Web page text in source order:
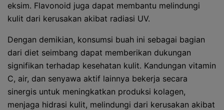
eksim. Flavonoid juga dapat membantu melindungi
kulit dari kerusakan akibat radiasi UV.
Dengan demikian, konsumsi buah ini sebagai bagian
dari diet seimbang dapat memberikan dukungan
signifikan terhadap kesehatan kulit. Kandungan vitamin
C, air, dan senyawa aktif lainnya bekerja secara
sinergis untuk meningkatkan produksi kolagen,
menjaga hidrasi kulit, melindungi dari kerusakan akibat